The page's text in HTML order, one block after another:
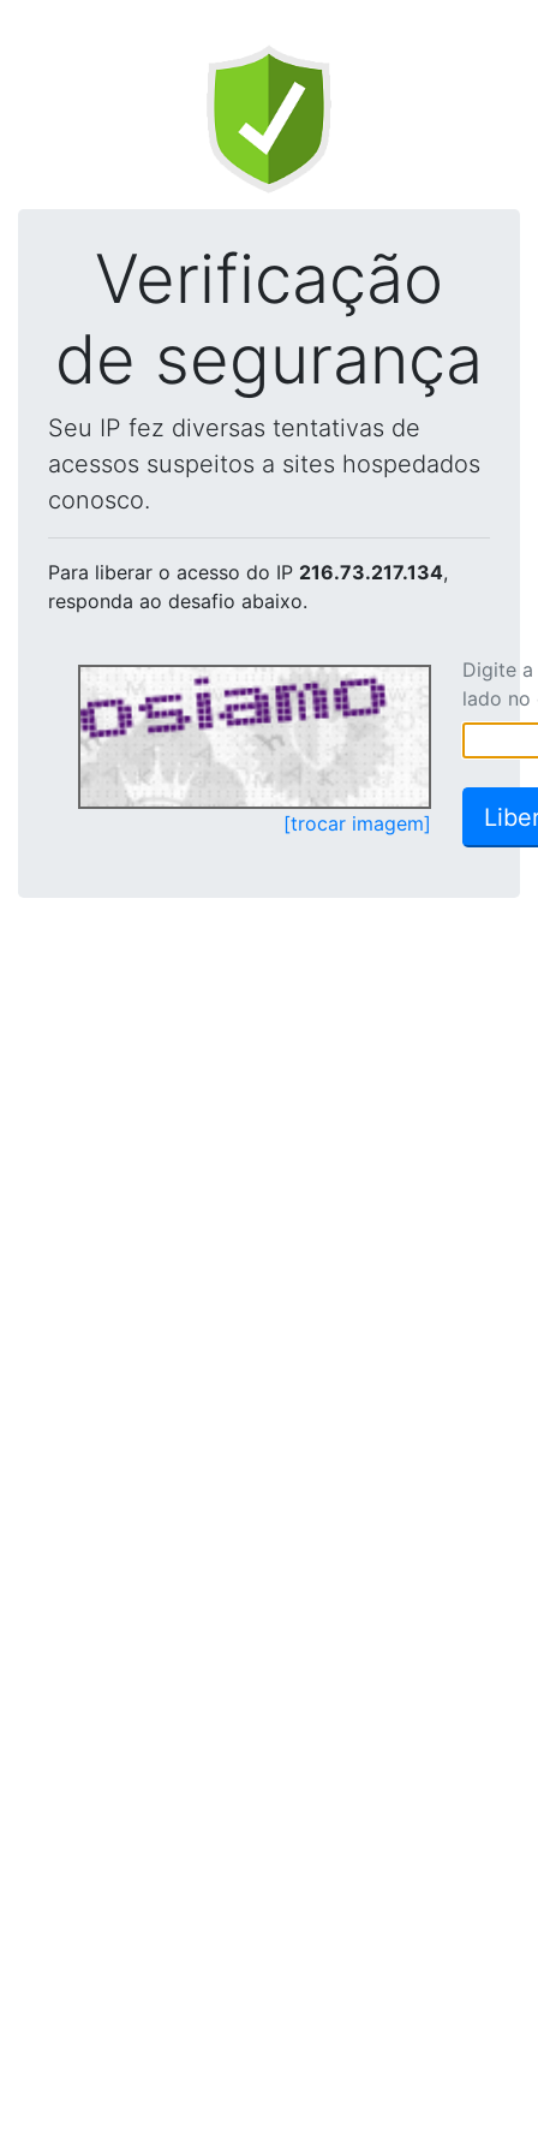
Verificação
de segurança
Seu IP fez diversas tentativas de
acessos suspeitos a sites hospedados
conosco.
Para liberar o acesso do IP 216.73.217.134,
responda ao desafio abaixo.
[trocar imagem]
Digite
lado no